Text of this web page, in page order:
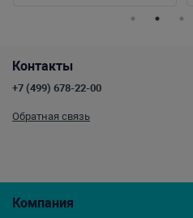
Компания
Контакты
+7 (499) 678-22-00
Обратная связь